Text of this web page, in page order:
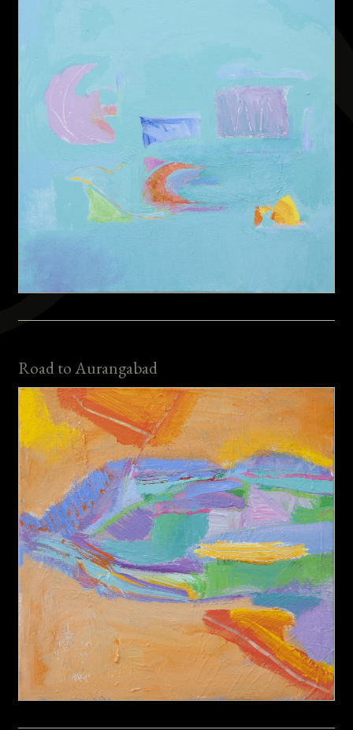
Road to Aurangabad